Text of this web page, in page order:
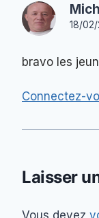
18/02/
bravo les
Connectez-
Laisser